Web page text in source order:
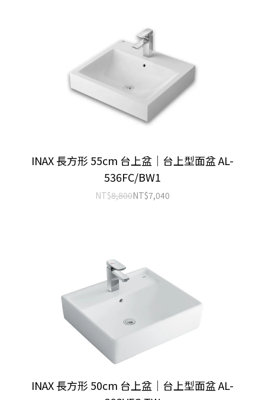
INAX 長方形 55cm 台上盆｜台上型面盆 AL-
536FC/BW1
NT$8,800NT$7,040
INAX 長方形 50cm 台上盆｜台上型面盆 AL-